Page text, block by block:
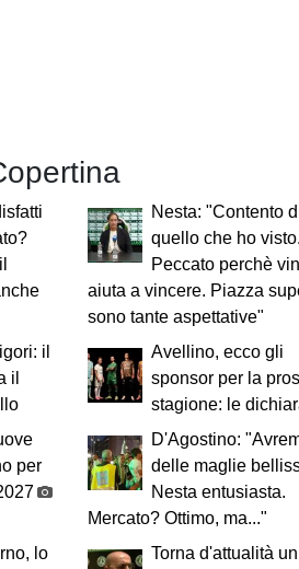
Nesta: "Contento
quello che ho visto.
Peccato perchè
aiuta a vincere. Piazza
sono tante aspettative"
il
il
Avellino, ecco gli
sponsor per la
stagione: le
per
D'Agostino:
delle maglie
Nesta entusiasta.
Mercato? Ottimo, ma..."
lo
Torna d'attualità un